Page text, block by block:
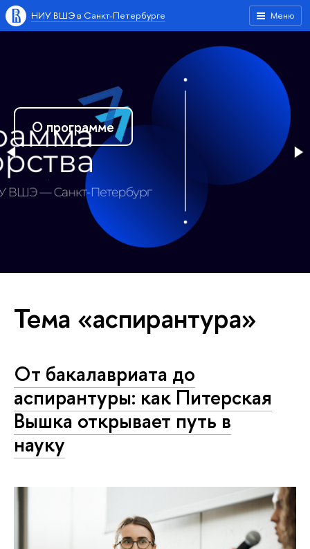
Меню
НИУ ВШЭ в Санкт-Петербурге
О программе
Тема «аспирантура»
От бакалавриата до
аспирантуры: как Питерская
Вышка открывает путь в
науку